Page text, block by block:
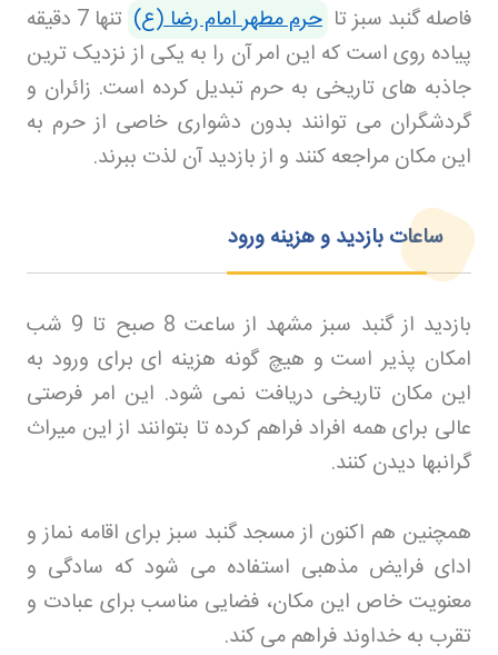
فاصله گنبد سبز تا حرم مطهر امام رضا (ع)
تنها 7 دقیقه
پیاده روی است که این امر آن را به یکی از نزدیک ترین
جاذبه های تاریخی به حرم تبدیل کرده است. زائران و
گردشگران می توانند بدون دشواری خاصی از حرم به
این مکان مراجعه کنند و از بازدید آن لذت ببرند.
ساعات بازدید و هزینه ورود
بازدید از گنبد سبز مشهد از ساعت 8 صبح تا 9 شب
امکان پذیر است و هیچ گونه هزینه ای برای ورود به
این مکان تاریخی دریافت نمی شود. این امر فرصتی
عالی برای همه افراد فراهم کرده تا بتوانند از این میراث
گرانبها دیدن کنند.
همچنین هم اکنون از مسجد گنبد سبز برای اقامه نماز و
ادای فرایض مذهبی استفاده می شود که سادگی و
معنویت خاص این مکان، فضایی مناسب برای عبادت و
تقرب به خداوند فراهم می کند.